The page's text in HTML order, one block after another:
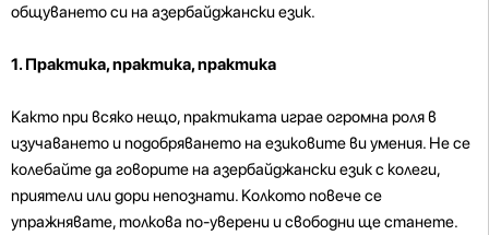
общуването си на азербайджански език.
1. Практика, практика, практика
Както при всяко нещо, практиката играе огромна роля в
изучаването и подобряването на езиковите ви умения. Не се
колебайте да говорите на азербайджански език с колеги,
приятели или дори непознати. Колкото повече се
упражнявате, толкова по-уверени и свободни ще станете.